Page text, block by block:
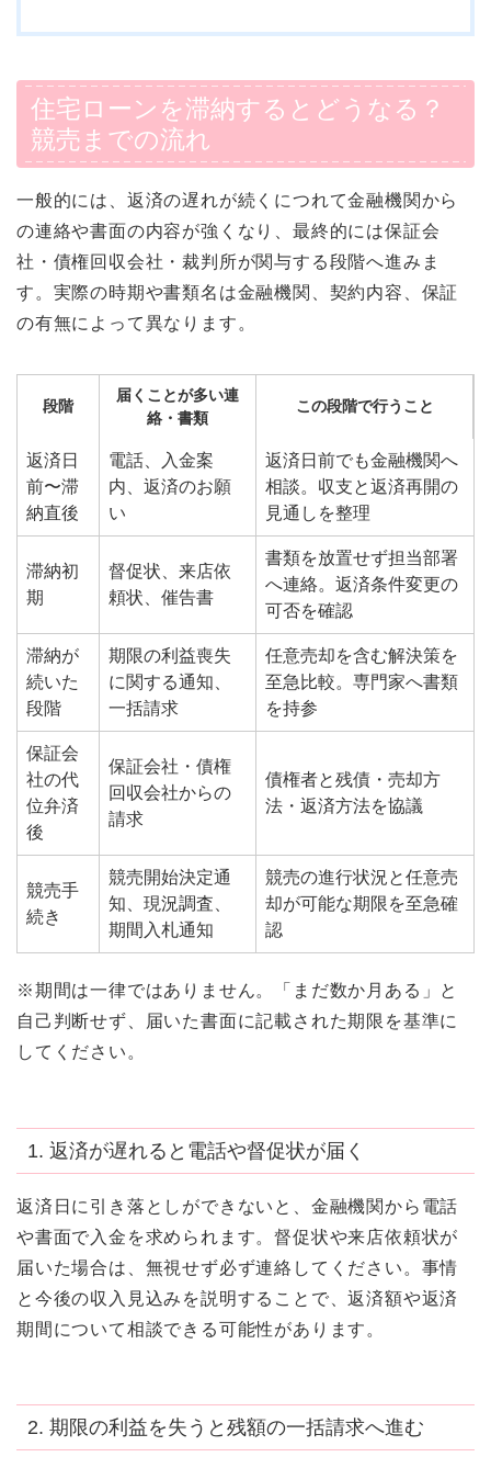
住宅ローンを滞納するとどうなる？
競売までの流れ
一般的には、返済の遅れが続くにつれて金融機関から
の連絡や書面の内容が強くなり、最終的には保証会
社・債権回収会社・裁判所が関与する段階へ進みま
す。実際の時期や書類名は金融機関、契約内容、保証
の有無によって異なります。
段階
届くことが多い連
絡・書類
この段階で行うこと
返済日
前〜滞
納直後
電話、入金案
内、返済のお願
い
返済日前でも金融機関へ
相談。収支と返済再開の
見通しを整理
滞納初
期
督促状、来店依
頼状、催告書
書類を放置せず担当部署
へ連絡。返済条件変更の
可否を確認
滞納が
続いた
段階
期限の利益喪失
に関する通知、
一括請求
任意売却を含む解決策を
至急比較。専門家へ書類
を持参
保証会
社の代
位弁済
後
保証会社・債権
回収会社からの
請求
債権者と残債・売却方
法・返済方法を協議
競売手
続き
競売開始決定通
知、現況調査、
期間入札通知
競売の進行状況と任意売
却が可能な期限を至急確
認
※期間は一律ではありません。「まだ数か月ある」と
自己判断せず、届いた書面に記載された期限を基準に
してください。
1. 返済が遅れると電話や督促状が届く
返済日に引き落としができないと、金融機関から電話
や書面で入金を求められます。督促状や来店依頼状が
届いた場合は、無視せず必ず連絡してください。事情
と今後の収入見込みを説明することで、返済額や返済
期間について相談できる可能性があります。
2. 期限の利益を失うと残額の一括請求へ進む